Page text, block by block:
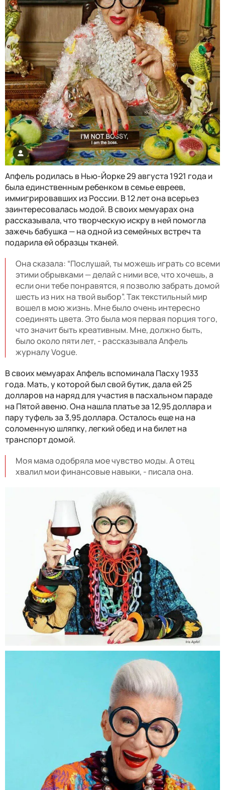
Апфель родилась в Нью-Йорке 29 августа 1921 года и
была единственным ребенком в семье евреев,
иммигрировавших из России. В 12 лет она всерьез
заинтересовалась модой. В своих мемуарах она
рассказывала, что творческую искру в ней помогла
зажечь бабушка — на одной из семейных встреч та
подарила ей образцы тканей.
Она сказала: “Послушай, ты можешь играть со всеми
этими обрывками — делай с ними все, что хочешь, а
если они тебе понравятся, я позволю забрать домой
шесть из них на твой выбор”. Так текстильный мир
вошел в мою жизнь. Мне было очень интересно
соединять цвета. Это была моя первая порция того,
что значит быть креативным. Мне, должно быть,
было около пяти лет, - рассказывала Апфель
журналу Vogue.
В своих мемуарах Апфель вспоминала Пасху 1933
года. Мать, у которой был свой бутик, дала ей 25
долларов на наряд для участия в пасхальном параде
на Пятой авеню. Она нашла платье за ​​12,95 доллара и
пару туфель за 3,95 доллара. Осталось еще на на
соломенную шляпку, легкий обед и на билет на
транспорт домой.
Моя мама одобряла мое чувство моды. А отец
хвалил мои финансовые навыки, - писала она.